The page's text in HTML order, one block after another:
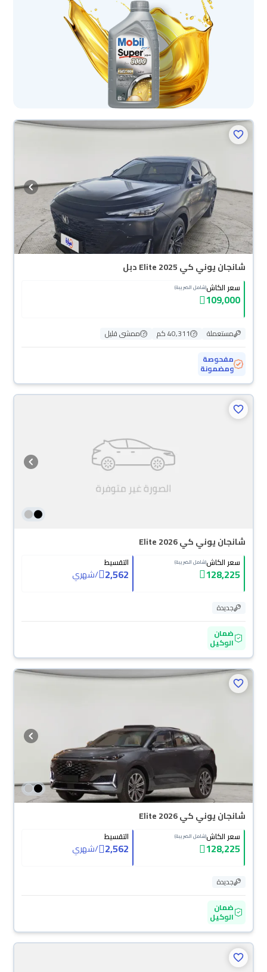
شانجان يوني كي Elite 2025 دبل
سعر الكاش(شامل الضريبة)
109,000
مستعملة 40,311 كم
ممشى قليل
مفحوصة
ومضمونة
شانجان يوني كي Elite 2026
سعر الكاش(شامل الضريبة)
128,225
التقسيط
2,562
/شهري
جديدة
ضمان
الوكيل
شانجان يوني كي Elite 2026
سعر الكاش(شامل الضريبة)
128,225
التقسيط
2,562
/شهري
جديدة
ضمان
الوكيل